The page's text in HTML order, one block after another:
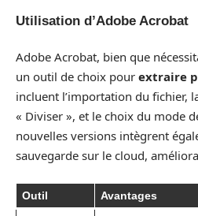
Utilisation d’Adobe Acrobat
Adobe Acrobat, bien que
un outil de choix pour extraire
incluent l’importation du fichier,
« Diviser », et le choix du mode
nouvelles versions intègrent
sauvegarde sur le cloud,
Outil Avantages